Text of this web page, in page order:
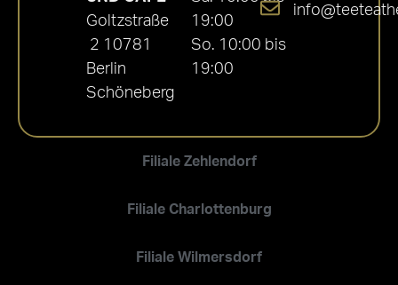
Filiale Zehlendorf
Filiale Charlottenburg
Filiale Wilmersdorf
Goltzstraße
2 10781
Berlin
Schöneberg
19:00
So. 10:00 bis
19:00